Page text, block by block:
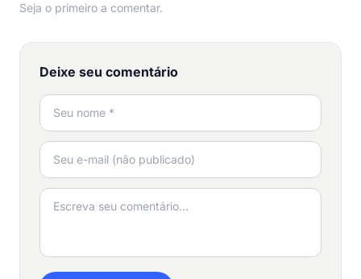
Seja o primeiro a comentar.
Deixe seu comentário